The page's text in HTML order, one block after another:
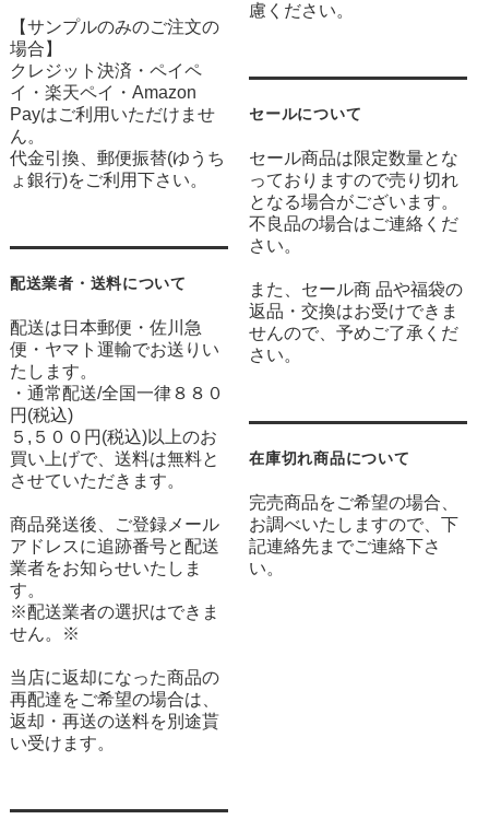
【サンプルのみのご注文の
場合】
クレジット決済・ペイペ
イ・楽天ペイ・Amazon
Payはご利用いただけませ
ん。
代金引換、郵便振替(ゆうち
ょ銀行)をご利用下さい。
配送業者・送料について
配送は日本郵便・佐川急
便・ヤマト運輸でお送りい
たします。
・通常配送/全国一律８８０
円(税込)
５,５００円(税込)以上のお
買い上げで、送料は無料と
させていただきます。
商品発送後、ご登録メール
アドレスに追跡番号と配送
業者をお知らせいたしま
す。
※配送業者の選択はできま
せん。※
当店に返却になった商品の
再配達をご希望の場合は、
返却・再送の送料を別途貰
い受けます。
慮ください。
セールについて
セール商品は限定数量とな
っておりますので売り切れ
となる場合がございます。
不良品の場合はご連絡くだ
さい。
また、セール商 品や福袋の
返品・交換はお受けできま
せんので、予めご了承くだ
さい。
在庫切れ商品について
完売商品をご希望の場合、
お調べいたしますので、下
記連絡先までご連絡下さ
い。